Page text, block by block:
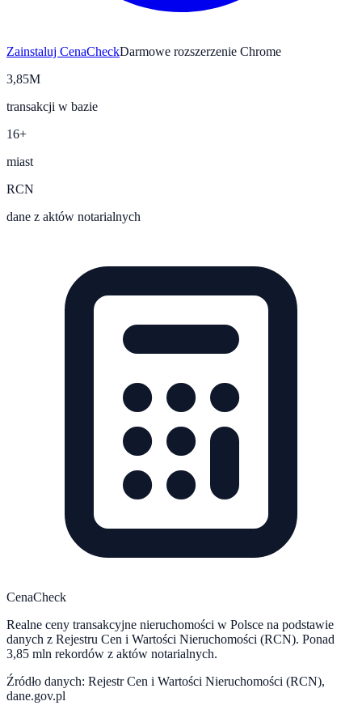
Zainstaluj CenaCheckDarmowe rozszerzenie Chrome
3,85M
transakcji w bazie
16+
miast
RCN
dane z aktów notarialnych
CenaCheck
Realne ceny transakcyjne nieruchomości w Polsce na podstawie
danych z Rejestru Cen i Wartości Nieruchomości (RCN). Ponad
3,85 mln rekordów z aktów notarialnych.
Źródło danych: Rejestr Cen i Wartości Nieruchomości (RCN),
dane.gov.pl